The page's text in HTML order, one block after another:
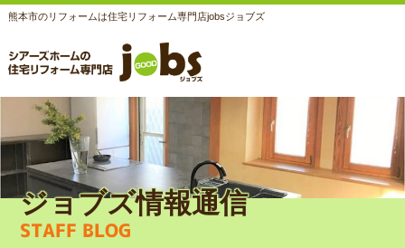
熊本市のリフォームは住宅リフォーム専門店jobsジョブズ
ジョブズ情報通信
STAFF BLOG